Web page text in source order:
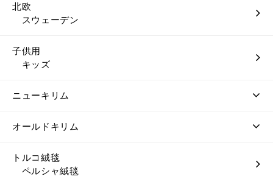
北欧
スウェーデン
子供用
キッズ
ニューキリム
オールドキリム
トルコ絨毯
ペルシャ絨毯